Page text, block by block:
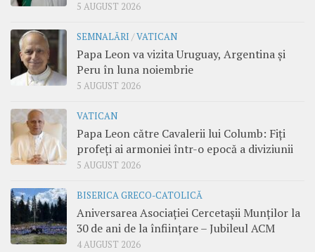
5 AUGUST 2026
SEMNALĂRI /VATICAN
Papa Leon va vizita Uruguay, Argentina și
Peru în luna noiembrie
5 AUGUST 2026
VATICAN
Papa Leon către Cavalerii lui Columb: Fiți
profeți ai armoniei într-o epocă a diviziunii
5 AUGUST 2026
BISERICA GRECO-CATOLICĂ
Aniversarea Asociației Cercetașii Munților la
30 de ani de la înființare – Jubileul ACM
4 AUGUST 2026